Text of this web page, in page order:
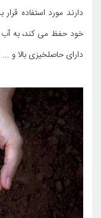
دارند مورد استفاده
خود حفظ می کند، به
دارای حاصلخیزی بالا و